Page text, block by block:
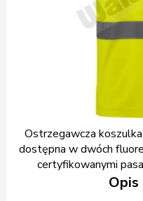
Ostrzegawcza
dostępna w dwóch
certyfikowanymi